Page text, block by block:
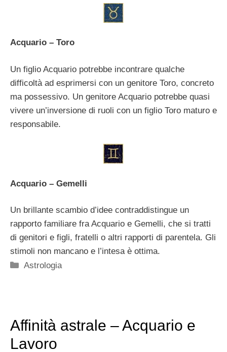
Acquario – Toro
Un figlio Acquario potrebbe incontrare qualche
difficoltà ad esprimersi con un genitore Toro, concreto
ma possessivo. Un genitore Acquario potrebbe quasi
vivere un’inversione di ruoli con un figlio Toro maturo e
responsabile.
Acquario – Gemelli
Un brillante scambio d’idee contraddistingue un
rapporto familiare fra Acquario e Gemelli, che si tratti
di genitori e figli, fratelli o altri rapporti di parentela. Gli
stimoli non mancano e l’intesa è ottima.
Categorie
Astrologia
Affinità astrale – Acquario e
Lavoro